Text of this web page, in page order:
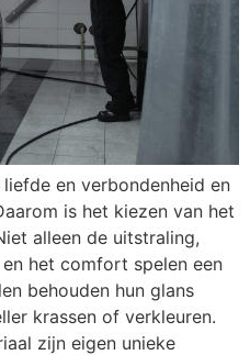
en verbondenheid en
is het kiezen van het
alleen de uitstraling,
het comfort spelen een
behouden hun glans
krassen of verkleuren.
zijn eigen unieke